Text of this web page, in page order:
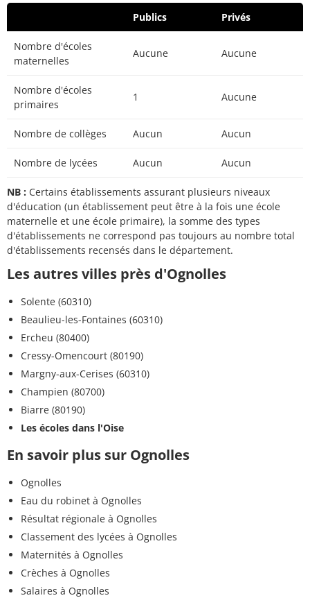
Publics Privés
Nombre d'écoles
maternelles
Aucune Aucune
Nombre d'écoles
primaires
1 Aucune
Nombre de collèges Aucun Aucun
Nombre de lycées Aucun Aucun
NB : Certains établissements assurant plusieurs niveaux
d'éducation (un établissement peut être à la fois une école
maternelle et une école primaire), la somme des types
d'établissements ne correspond pas toujours au nombre total
d'établissements recensés dans le département.
Les autres villes près d'Ognolles
Solente (60310)
Beaulieu-les-Fontaines (60310)
Ercheu (80400)
Cressy-Omencourt (80190)
Margny-aux-Cerises (60310)
Champien (80700)
Biarre (80190)
Les écoles dans l'Oise
En savoir plus sur Ognolles
Ognolles
Eau du robinet à Ognolles
Résultat régionale à Ognolles
Classement des lycées à Ognolles
Maternités à Ognolles
Crèches à Ognolles
Salaires à Ognolles